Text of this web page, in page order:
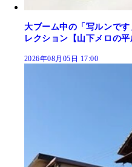
大ブーム中の「写ルンで
レクション【山下メロの平
2026年08月05日 17:00